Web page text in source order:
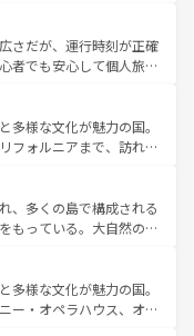
全く異なる文化を体験で
フランス情報はコンテンツ一覧
なお、新着の
照してほしい。
た、優雅なアフタヌーン
い英国パブ、サッカー観
験も豊富。イギリスを旅
さだが、運行時刻が正確
者でも安心して個人旅行
スならではのユニークな
でなく町歩きも満喫する
ため物価も高いが、旅行
できる。 なお、新
を参照してほしい。
多様な文化が魅力の国。
フォルニアまで、訪れる
ッピング、エンターテイ
ットだ。一方、アメリカ
ドキャニオンやイエロー
と美食が融合した独特の
各地域で異なる魅力を楽
歴史を感じることができ
、多くの島で構成される
もっている。大自然の神
の観光地といえばオアフ
マウイ島やカウアイ島が
輝く海をはじめ、豊かな
多様な文化が魅力の国。
ー・オペラハウス、オー